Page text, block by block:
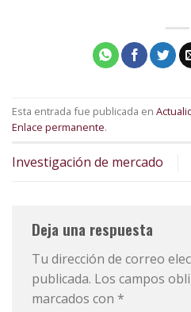
Esta entrada fue publicada en
Enlace permanente.
Investigación de mercado
Deja una respuesta
Tu dirección de correo
publicada. Los campos
marcados con *